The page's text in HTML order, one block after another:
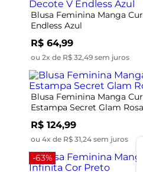
Blusa Feminina Manga
Endless Azul
R$ 64,99
ou 2x de R$ 32,49 sem juros
Blusa Feminina Manga
Estampa Secret Glam Rosa
R$ 124,99
ou 4x de R$ 31,24 sem juros
-63%